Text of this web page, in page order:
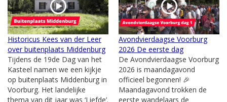
Historicus Kees van der Leer
over buitenplaats Middenburg
Tijdens de 19de Dag van het
Kasteel namen we een kijkje
op buitenplaats Middenburg in
Voorburg. Het landelijke
thema van dit jaar was ‘Liefde’.
Avondvierdaagse Voorburg
2026 De eerste dag
De Avondvierdaagse Voorburg
2026 is maandagavond
officieel begonnen! 🎉
Maandagavond trokken de
eerste wandelaars de